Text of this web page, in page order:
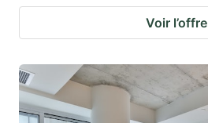
Voir l’offre